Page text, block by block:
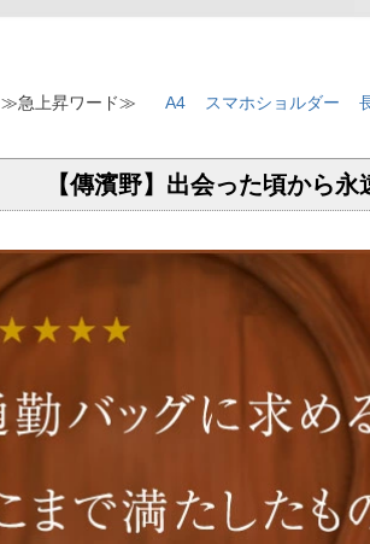
≫急上昇ワード≫ A4 スマホショルダー
【傳濱野】出会った頃から